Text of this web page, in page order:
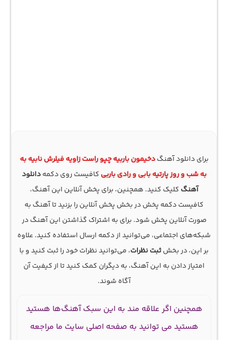
برای دانلود آهنگدخیمون باربیه چپو راست زاویه فیلرش نابیه به
به شب و روز پارتیه بابی و رادی باربی کافیست روی دکمهدانلود
آهنگ کلیک کنید. همچنین، برای پخش آنلاین این آهنگ،
کافیست دکمه پخش در بخش پخش آنلاین را بزنید تا آهنگ به
صورت آنلاین پخش شود. برای به اشتراک گذاشتن این آهنگ در
شبکه‌های اجتماعی، می‌توانید از دکمه ارسال استفاده کنید. علاوه
بر این، در بخشثبت نظرات، می‌توانید نظرات خود را ثبت کنید و با
امتیاز دادن به این آهنگ، به دیگران کمک کنید تا از کیفیت آن
آگاه شوند.
همچنین اگر علاقه مند به این سبک آهنگ‌ها هستید
هستید می توانید به صفحه اصلی سایت ما مراجعه